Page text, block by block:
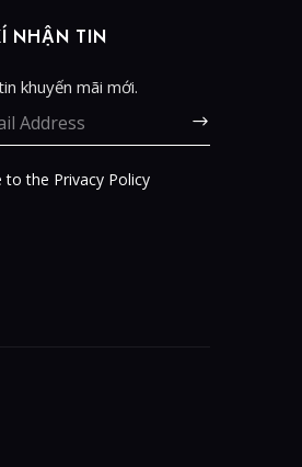
NHẬN TIN
khuyến mãi mới.
to the Privacy Policy